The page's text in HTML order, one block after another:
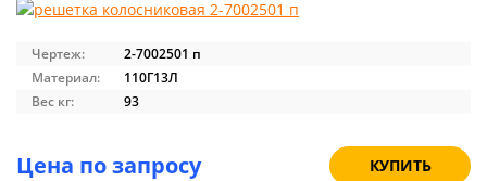
Чертеж:
2-7002501 п
Материал:
110Г13Л
Вес кг:
93
Цена по запросу КУПИТЬ